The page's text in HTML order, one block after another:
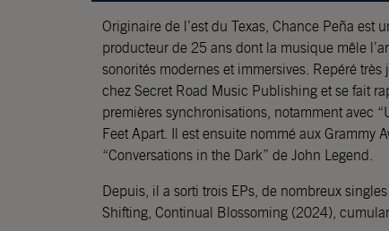
Originaire de l’est du Texas, Chance Peña est
producteur de 25 ans dont la musique mêle
sonorités modernes et immersives. Repéré
chez Secret Road Music Publishing et se fait
premières synchronisations, notamment avec
Feet Apart. Il est ensuite nommé aux Grammy
“Conversations in the Dark” de John Legend.
Depuis, il a sorti trois EPs, de nombreux
Shifting, Continual Blossoming (2024),